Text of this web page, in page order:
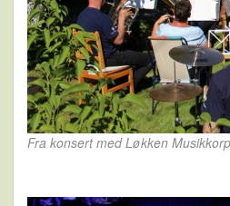
Fra konsert med Løkken